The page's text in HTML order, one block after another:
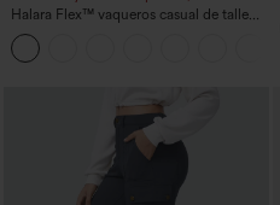
Halara Flex™ vaqueros casual de talle
alto con bolsillos, estilo baggy de pierna
ancha, efecto lavado